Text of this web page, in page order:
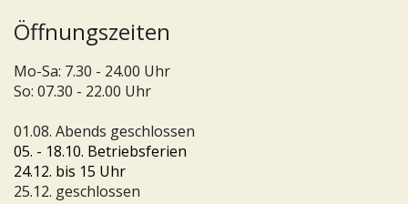
Öffnungszeiten
Mo-Sa: 7.30 - 24.00 Uhr
So: 07.30 - 22.00 Uhr
01.08. Abends geschlossen
05. - 18.10. Betriebsferien
24.12. bis 15 Uhr
25.12. geschlossen